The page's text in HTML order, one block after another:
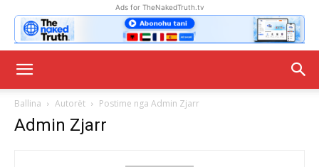
Ads for TheNakedTruth.tv
Ballina Autorët Postime nga Admin Zjarr
Admin Zjarr